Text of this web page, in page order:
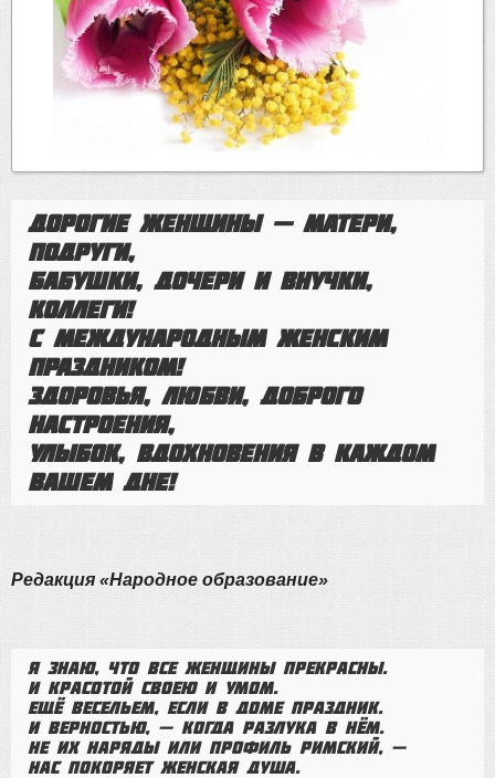
Дорогие женщины — матери,
подруги,
бабушки, дочери и внучки,
коллеги!
С Международным женским
праздником!
Здоровья, любви, доброго
настроения,
улыбок, вдохновения в каждом
вашем дне!
Редакция «Народное образование»
Я знаю, что все женщины прекрасны.
И красотой своею и умом.
Ещё весельем, если в доме праздник.
И верностью, — когда разлука в нём.
Не их наряды или профиль римский, —
Нас покоряет женская душа.